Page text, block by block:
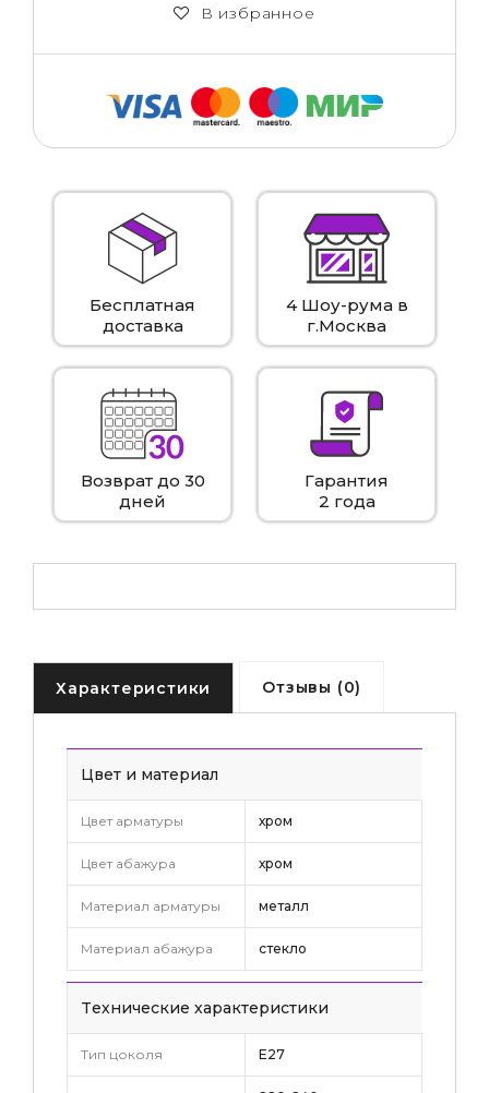
В избранное
Бесплатная
доставка
4 Шоу-рума в
г.Москва
Возврат до 30
дней
Гарантия
2 года
Характеристики Отзывы (0)
Цвет и материал
Цвет арматуры хром
Цвет абажура хром
Материал арматуры металл
Материал абажура стекло
Tехнические характеристики
Тип цоколя E27